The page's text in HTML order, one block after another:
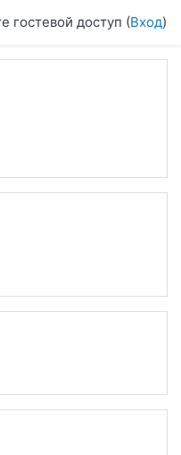
гостевой доступ (Вход)